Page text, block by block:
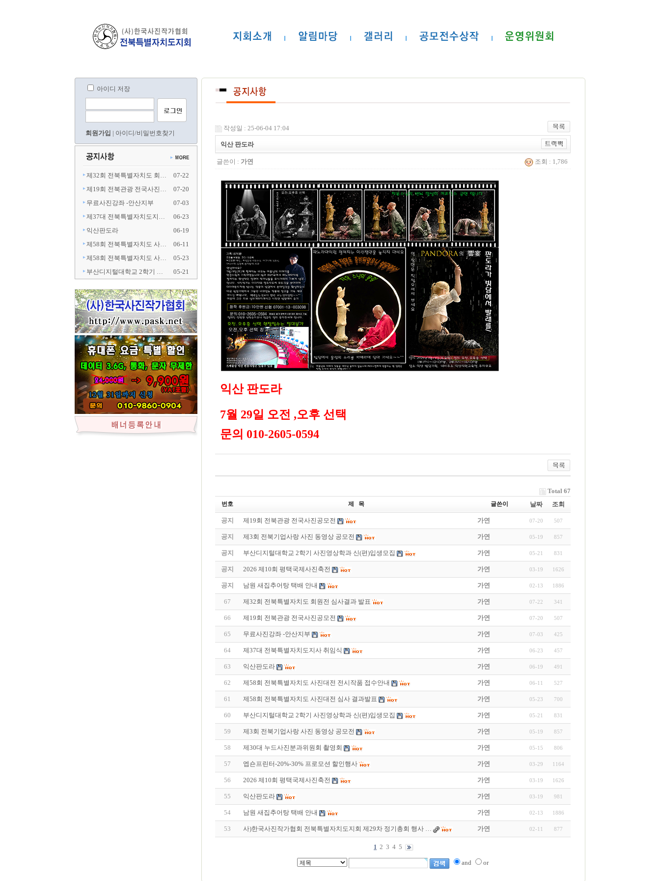
아이디 저장
회원가입 | 아이디/비밀번호찾기
제32회 전북특별자치도 회…
07-22
제19회 전북관광 전국사진…
07-20
무료사진강좌 -안산지부
07-03
제37대 전북특별자치도지…
06-23
익산판도라
06-19
제58회 전북특별자치도 사…
06-11
제58회 전북특별자치도 사…
05-23
부산디지털대학교 2학기 …
05-21
작성일 : 25-06-04 17:04
익산 판도라
글쓴이 : 가연 조회 : 1,786
익산 판도라
7월 29일 오전 ,오후 선택
문의 010-2605-0594
Total 67
번호 제 목 글쓴이 날짜 조회
공지 제19회 전북관광 전국사진공모전 가연 07-20 507
공지 제3회 전북기업사랑 사진 동영상 공모전 가연 05-19 857
공지 부산디지털대학교 2학기 사진영상학과 신(편)입생모집 가연 05-21 831
공지 2026 제10회 평택국제사진축전 가연 03-19 1626
공지 남원 새집추어탕 택배 안내 가연 02-13 1886
67 제32회 전북특별자치도 회원전 심사결과 발표 가연 07-22 341
66 제19회 전북관광 전국사진공모전 가연 07-20 507
65 무료사진강좌 -안산지부 가연 07-03 425
64 제37대 전북특별자치도지사 취임식 가연 06-23 457
63 익산판도라 가연 06-19 491
62 제58회 전북특별자치도 사진대전 전시작품 접수안내 가연 06-11 527
61 제58회 전북특별자치도 사진대전 심사 결과발표 가연 05-23 700
60 부산디지털대학교 2학기 사진영상학과 신(편)입생모집 가연 05-21 831
59 제3회 전북기업사랑 사진 동영상 공모전 가연 05-19 857
58 제30대 누드사진분과위원회 촬영회 가연 05-15 806
57 엡숀프린터-20%-30% 프로모션 할인행사 가연 03-29 1164
56 2026 제10회 평택국제사진축전 가연 03-19 1626
55 익산판도라 가연 03-19 981
54 남원 새집추어탕 택배 안내 가연 02-13 1886
53 사)한국사진작가협회 전북특별자치도지회 제29차 정기총회 행사 … 가연 02-11 877
1 2 3 4 5
and or